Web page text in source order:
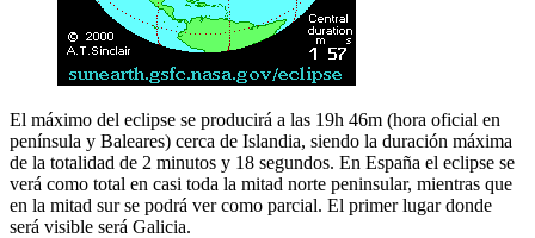
El máximo del eclipse se producirá a las 19h 46m (hora oficial en
península y Baleares) cerca de Islandia, siendo la duración máxima
de la totalidad de 2 minutos y 18 segundos. En España el eclipse se
verá como total en casi toda la mitad norte peninsular, mientras que
en la mitad sur se podrá ver como parcial. El primer lugar donde
será visible será Galicia.